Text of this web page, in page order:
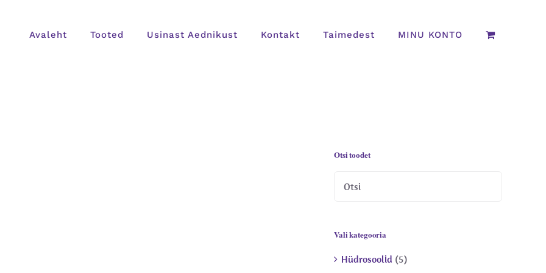
Avaleht Tooted Usinast Aednikust Kontakt Taimedest MINU KONTO
Otsi toodet
Vali kategooria
Hüdrosoolid (5)